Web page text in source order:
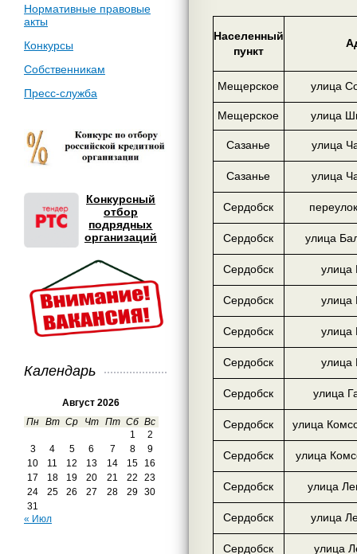
Нормативные правовые
акты
Конкурсы
Собственникам
Пресс-служба
Конкурсный
отбор
подрядных
организаций
Календарь
Август 2026
Пн Вт Ср Чт Пт Сб Вс
1
2
3
4 5 6 7 8
9
10
11 12 13 14 15
16
17
18 19 20 21 22
23
24
25 26 27 28 29
30
31
« Июл
Населенный
пункт
Мещерское улица
Мещерское улица
Сазанье улица
Сазанье улица
Сердобск
Сердобск улица
Сердобск улица
Сердобск улица
Сердобск улица
Сердобск улица
Сердобск улица
Сердобск улица
Сердобск улица
Сердобск улица
Сердобск улица
Сердобск улица